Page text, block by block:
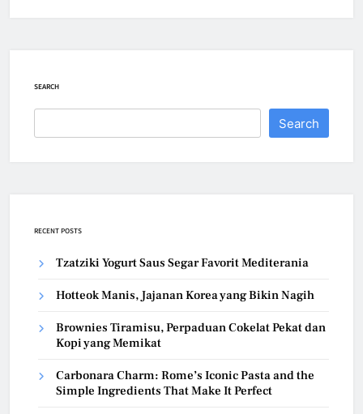
SEARCH
Search
RECENT POSTS
Tzatziki Yogurt Saus Segar Favorit Mediterania
Hotteok Manis, Jajanan Korea yang Bikin Nagih
Brownies Tiramisu, Perpaduan Cokelat Pekat dan
Kopi yang Memikat
Carbonara Charm: Rome’s Iconic Pasta and the
Simple Ingredients That Make It Perfect